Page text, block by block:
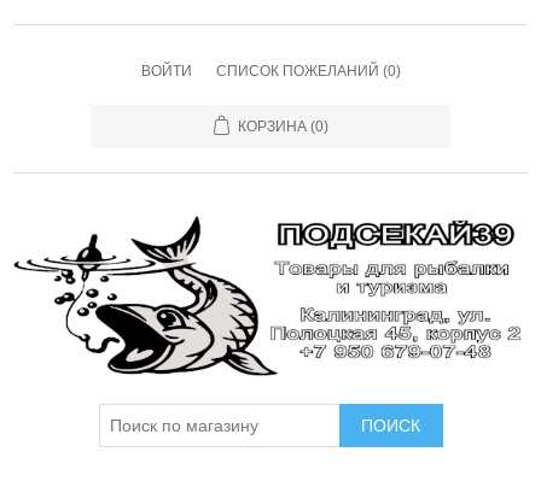
ВОЙТИ СПИСОК ПОЖЕЛАНИЙ (0)
КОРЗИНА (0)
ПОИСК